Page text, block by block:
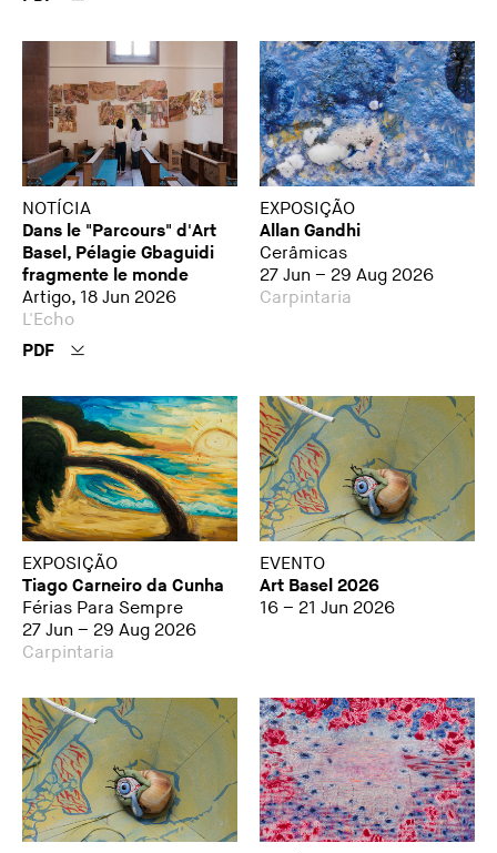
NOTÍCIA
Dans le "Parcours" d'Art
Basel, Pélagie Gbaguidi
fragmente le monde
Artigo, 18 Jun 2026
L'Echo
PDF
EXPOSIÇÃO
Allan Gandhi
Cerâmicas
27 Jun – 29 Aug 2026
Carpintaria
EXPOSIÇÃO
Tiago Carneiro da Cunha
Férias Para Sempre
27 Jun – 29 Aug 2026
Carpintaria
EVENTO
Art Basel 2026
16 – 21 Jun 2026